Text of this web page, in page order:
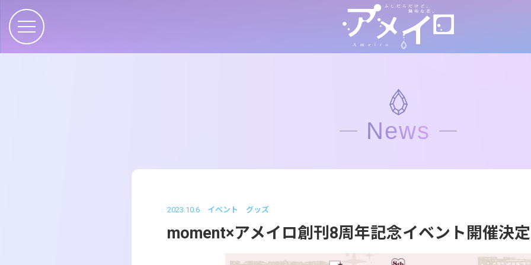
News
2023.10.6 イベント グッズ
moment×アメイロ創刊8周年記念イベント開催決